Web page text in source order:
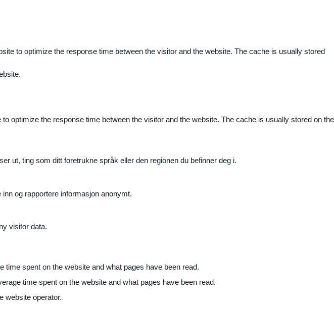
to optimize the response time between the visitor and the website. The cache is usually stored
optimize the response time between the visitor and the website. The cache is usually stored on the
ut, ting som ditt foretrukne språk eller den regionen du befinner deg i.
og rapportere informasjon anonymt.
visitor data.
spent on the website and what pages have been read.
time spent on the website and what pages have been read.
website operator.